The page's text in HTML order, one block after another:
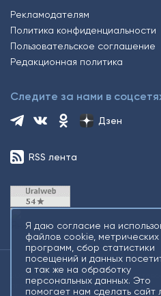
Рекламодателям
Политика конфиденциальности
Пользовательское соглашение
Редакционная политика
Следите за нами в
Дзен
RSS лента
2026 © Все права защищены.
агентство «Югорский снегирь» +16
Я даю согласие на
файлов cookie, метрических
программ, сбор статистики
посещений и данных
а так же на обработку
персональных данных. Это
помогает нам сделать сайт